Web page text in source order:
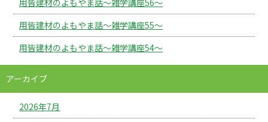
用皆建材のよもやま話～雑学講座55～
用皆建材のよもやま話～雑学講座54～
アーカイブ
2026年7月